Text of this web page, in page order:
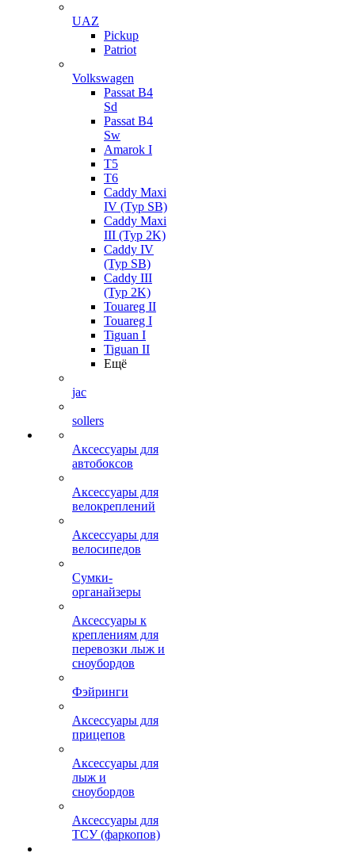
UAZ
Pickup
Patriot
Volkswagen
Passat B4
Sd
Passat B4
Sw
Amarok I
T5
T6
Caddy Maxi
IV (Typ SB)
Caddy Maxi
III (Typ 2K)
Caddy IV
(Typ SB)
Caddy III
(Typ 2K)
Touareg II
Touareg I
Tiguan I
Tiguan II
Ещё
jac
sollers
Аксессуары для
автобоксов
Аксессуары для
велокреплений
Аксессуары для
велосипедов
Сумки-
органайзеры
Аксессуары к
креплениям для
перевозки лыж и
сноубордов
Фэйринги
Аксессуары для
прицепов
Аксессуары для
лыж и
сноубордов
Аксессуары для
ТСУ (фаркопов)